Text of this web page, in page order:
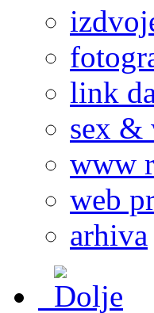
link
sex &
www
web
arhiva